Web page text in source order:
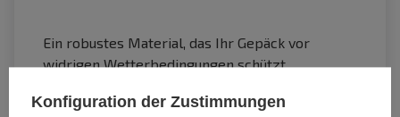
Ein robustes Material, das Ihr Gepäck vor
widrigen Wetterbedingungen schützt.
Konfiguration der Zustimmungen